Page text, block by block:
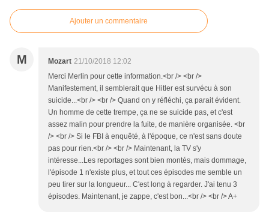
Ajouter un commentaire
M Mozart 21/10/2018 12:02
Merci Merlin pour cette information.<br /> <br />
Manifestement, il semblerait que Hitler est survécu à son
suicide...<br /> <br /> Quand on y réfléchi, ça parait évident.
Un homme de cette trempe, ça ne se suicide pas, et c'est
assez malin pour prendre la fuite, de manière organisée. <br
/> <br /> Si le FBI à enquêté, à l'époque, ce n'est sans doute
pas pour rien.<br /> <br /> Maintenant, la TV s'y
intéresse...Les reportages sont bien montés, mais dommage,
l'épisode 1 n'existe plus, et tout ces épisodes me semble un
peu tirer sur la longueur... C'est long à regarder. J'ai tenu 3
épisodes. Maintenant, je zappe, c'est bon...<br /> <br /> A+